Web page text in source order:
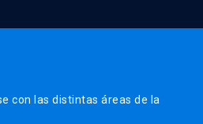
con las distintas áreas de la